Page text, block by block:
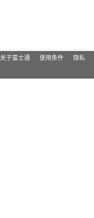
关于富士通 使用条件 隐私